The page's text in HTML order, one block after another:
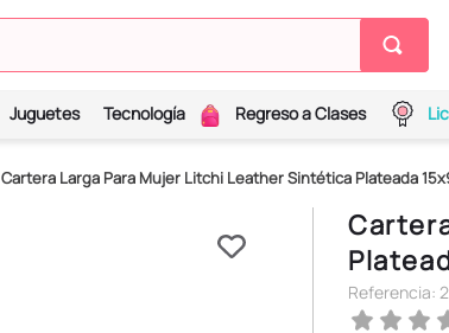
Juguetes Tecnología Regreso a Clases
Cartera Larga Para Mujer Litchi Leather Sintética Plateada
Referencia: